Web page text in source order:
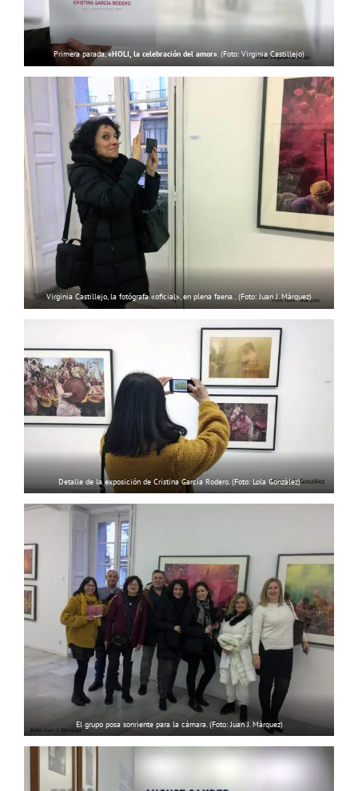
Primera parada,«HOLI, la celebración del amor». (Foto: Virginia Castillejo)
Virginia Castillejo, la fotógrafa «oficial», en plena faena.. (Foto: Juan J. Márquez)
Detalle de la exposición de Cristina García Rodero. (Foto: Lola González)
El grupo posa sonriente para la cámara. (Foto: Juan J. Márquez)